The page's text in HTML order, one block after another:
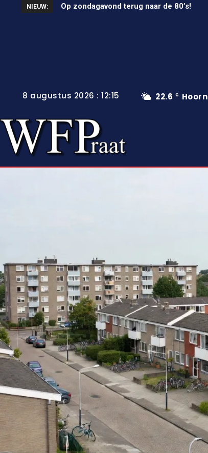
NIEUW: Unieke wielerkoers in Wervershoof
22.6 C Hoorn
8 augustus 2026 : 12:15